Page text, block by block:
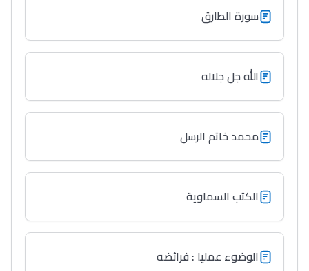
Lycée Maroc
التعليم الثانوي التأهيلي
Collège au Maroc
التعليم الثانوي الإعدادي
+ de 78 Sujets
سورة الطارق
الله جل جلاله
محمد خاتم الرسل
الكتب السماوية
الوضوء عمليا : فرائضه